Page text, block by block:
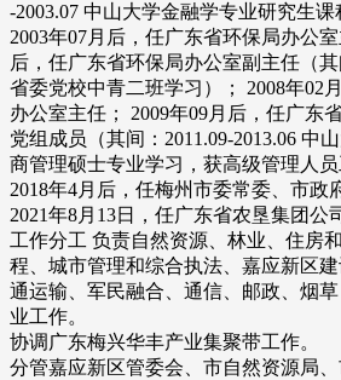
-2003.07 中山大学金融学专业研究生课
2003年07月后，任广东省环保局办公
后，任广东省环保局办公室副主任（其
省委党校中青二班学习）； 2008年02
办公室主任； 2009年09月后，任广东
党组成员（其间：2011.09-2013.06 中
商管理硕士专业学习，获高级管理人员
2018年4月后，任梅州市委常委、市政
2021年8月13日，任广东省农垦集团公
工作分工 负责自然资源、林业、住房
程、城市管理和综合执法、嘉应新区
通运输、军民融合、通信、邮政、烟
业工作。
协调广东梅兴华丰产业集聚带工作。
分管嘉应新区管委会、市自然资源局